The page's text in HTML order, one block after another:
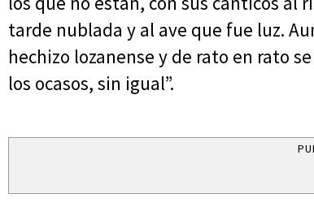
tarde nublada y al ave que fue luz.
hechizo lozanense y de rato en rato
los ocasos, sin igual”.